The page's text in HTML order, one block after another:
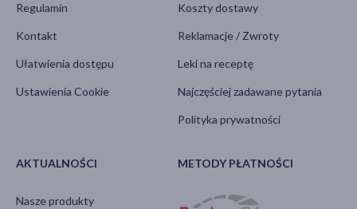
Regulamin
Kontakt
Ułatwienia dostępu
Ustawienia Cookie
Koszty dostawy
Reklamacje / Zwroty
Leki na receptę
Najczęściej zadawane pytania
Polityka prywatności
AKTUALNOŚCI
Nasze produkty
METODY PŁATNOŚCI